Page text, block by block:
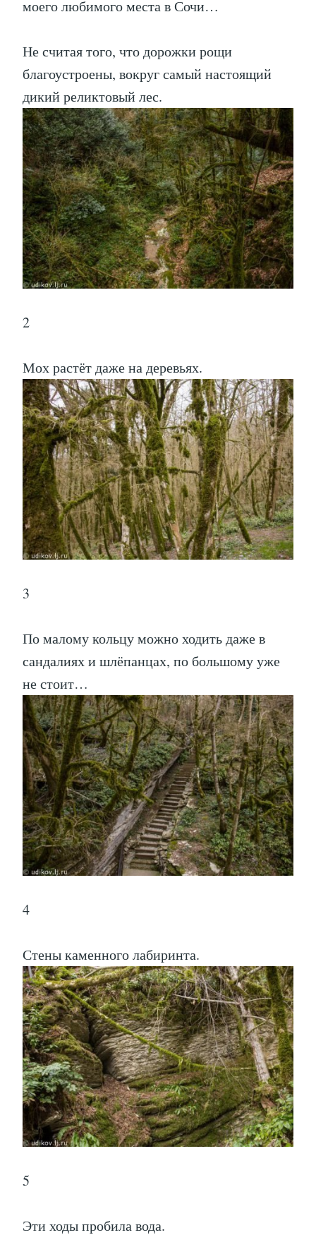
моего любимого места в Сочи…
Не считая того, что дорожки рощи
благоустроены, вокруг самый настоящий
дикий реликтовый лес.
2
Мох растёт даже на деревьях.
3
По малому кольцу можно ходить даже в
сандалиях и шлёпанцах, по большому уже
не стоит…
4
Стены каменного лабиринта.
5
Эти ходы пробила вода.